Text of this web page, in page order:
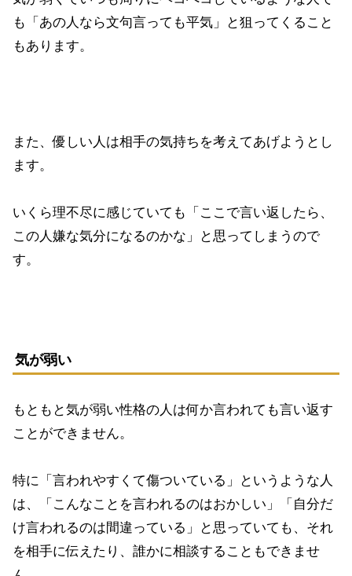
も「あの人なら文句言っても平気」と狙ってくること
もあります。
また、優しい人は相手の気持ちを考えてあげようとし
ます。
いくら理不尽に感じていても「ここで言い返したら、
この人嫌な気分になるのかな」と思ってしまうので
す。
気が弱い
もともと気が弱い性格の人は何か言われても言い返す
ことができません。
特に「言われやすくて傷ついている」というような人
は、「こんなことを言われるのはおかしい」「自分だ
け言われるのは間違っている」と思っていても、それ
を相手に伝えたり、誰かに相談することもできませ